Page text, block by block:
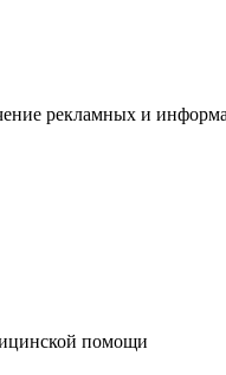
рекламных и
помощи